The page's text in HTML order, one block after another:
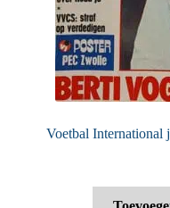
Voetbal International